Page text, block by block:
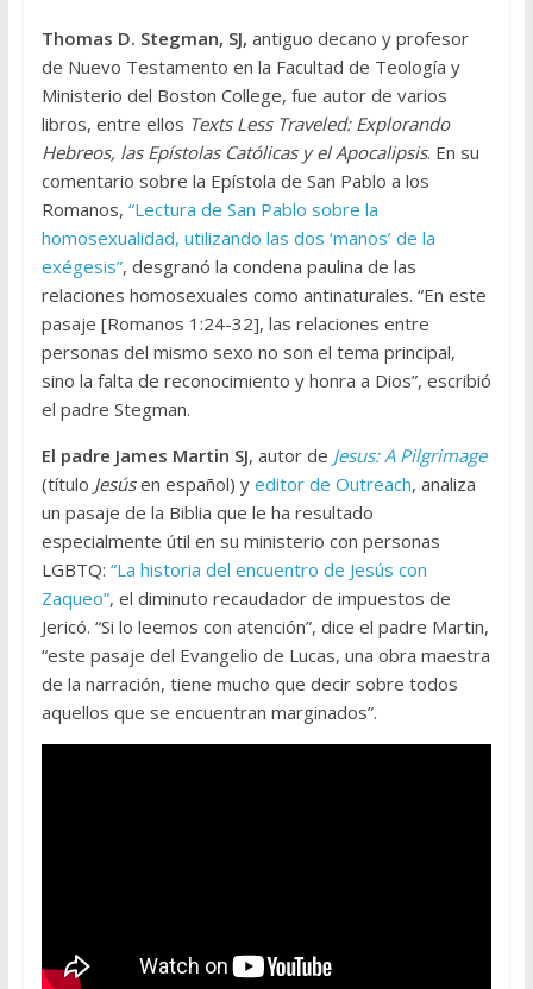
Thomas D. Stegman, SJ, antiguo decano y profesor
de Nuevo Testamento en la Facultad de Teología y
Ministerio del Boston College, fue autor de varios
libros, entre ellos Texts Less Traveled: Explorando
Hebreos, las Epístolas Católicas y el Apocalipsis. En su
comentario sobre la Epístola de San Pablo a los
Romanos, “Lectura de San Pablo sobre la
homosexualidad, utilizando las dos ‘manos’ de la
exégesis”, desgranó la condena paulina de las
relaciones homosexuales como antinaturales. “En este
pasaje [Romanos 1:24-32], las relaciones entre
personas del mismo sexo no son el tema principal,
sino la falta de reconocimiento y honra a Dios”, escribió
el padre Stegman.
El padre James Martin SJ, autor de Jesus: A Pilgrimage
(título Jesúsen español) y editor de Outreach, analiza
un pasaje de la Biblia que le ha resultado
especialmente útil en su ministerio con personas
LGBTQ: “La historia del encuentro de Jesús con
Zaqueo”, el diminuto recaudador de impuestos de
Jericó. “Si lo leemos con atención”, dice el padre Martin,
“este pasaje del Evangelio de Lucas, una obra maestra
de la narración, tiene mucho que decir sobre todos
aquellos que se encuentran marginados”.